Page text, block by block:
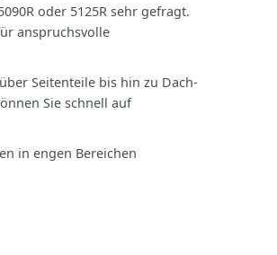
oder 5125R sehr gefragt.
anspruchsvolle
Seitenteile bis hin zu Dach-
Sie schnell auf
in engen Bereichen